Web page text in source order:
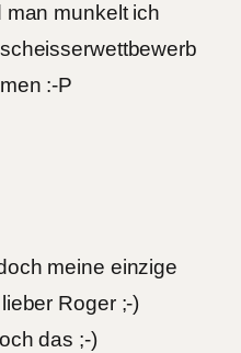
munkelt ich
:-P
meine einzige
Roger ;-)
das ;-)